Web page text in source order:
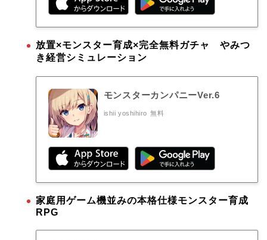
放置×モンスター育成×完全無料ガチャ やみつ
き経営シミュレーション
モンスターカンパニーVer.6
ishii yoshihiro 無料
家庭用ゲーム機並みの本格仕様モンスター育成
RPG